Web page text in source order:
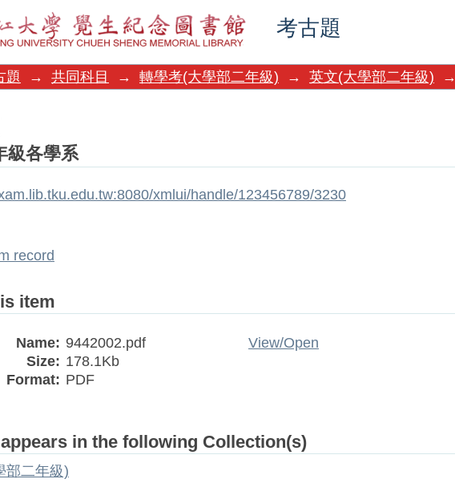
考古題
題
→ 共同科目 → 轉學考(大學部二年級) → 英文(大學部二年級) →
級各學系
xmlui/handle/123456789/3230
record
item
Name: 9442002.pdf
Size: 178.1Kb
Format: PDF
View/Open
in the following Collection(s)
部二年級)